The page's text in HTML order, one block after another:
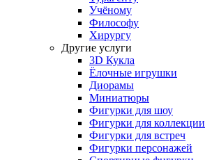
Учёному
Философу
Хирургу
Другие услуги
3D Кукла
Ёлочные игрушки
Диорамы
Миниатюры
Фигурки для шоу
Фигурки для коллекции
Фигурки для встреч
Фигурки персонажей